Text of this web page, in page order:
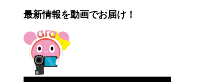
最新情報を動画でお届け！